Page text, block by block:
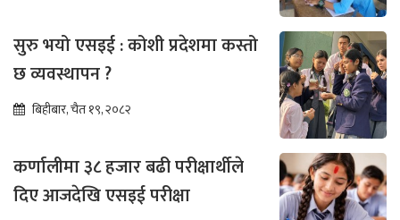
सुरु भयो एसइई : कोशी प्रदेशमा कस्तो
छ व्यवस्थापन ?
बिहीबार, चैत १९, २०८२
कर्णालीमा ३८ हजार बढी परीक्षार्थीले
दिए आजदेखि एसइई परीक्षा